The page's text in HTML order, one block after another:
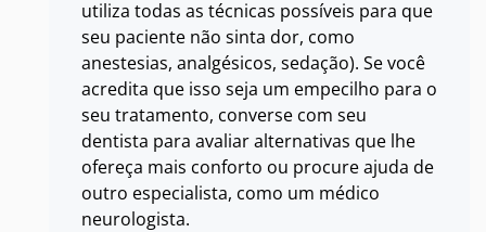
utiliza todas as técnicas possíveis para que
seu paciente não sinta dor, como
anestesias, analgésicos, sedação). Se você
acredita que isso seja um empecilho para o
seu tratamento, converse com seu
dentista para avaliar alternativas que lhe
ofereça mais conforto ou procure ajuda de
outro especialista, como um médico
neurologista.